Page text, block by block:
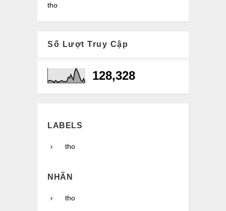
tho
Số Lượt Truy Cập
128,328
LABELS
tho
NHÃN
tho